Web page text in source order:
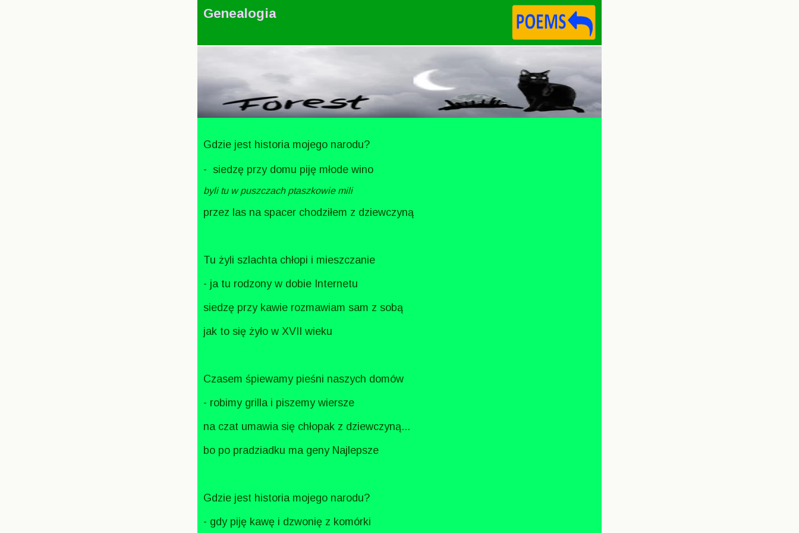
Genealogia
Gdzie jest historia mojego narodu?
- siedzę przy domu piję młode wino
byli tu w puszczach ptaszkowie mili
przez las na spacer chodziłem z dziewczyną
Tu żyli szlachta chłopi i mieszczanie
- ja tu rodzony w dobie Internetu
siedzę przy kawie rozmawiam sam z sobą
jak to się żyło w XVII wieku
Czasem śpiewamy pieśni naszych domów
- robimy grilla i piszemy wiersze
na czat umawia się chłopak z dziewczyną...
bo po pradziadku ma geny Najlepsze
Gdzie jest historia mojego narodu?
- gdy piję kawę i dzwonię z komórki